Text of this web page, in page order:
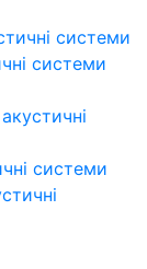
системи
системи
системи